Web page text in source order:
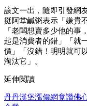
該文一出，隨即引發網
挺阿堂鹹粥表示「嫌貴
「老闆想賣多少他的事
起是消費者的錯」「就
價」「沒錯！明明就可
淘汰它」。
延伸閱讀
丹丹漢堡漲價網竟讚佛